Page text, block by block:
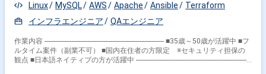
Linux
MySQL AWS Apache Ansible
Terraform
インフラエンジニア
QAエンジニア
作業内容 ------------------------------------------------------------------- ■35歳～50歳が活躍中 ■フ
ルタイム案件（副業不可） ■国内在住者の方限定 ※セキュリティ担保の
観点 ■日本語ネイティブの方が活躍中 -----------------------------------------------------------------